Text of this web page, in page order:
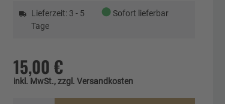
Lieferzeit: 3 - 5
Tage
●Sofort lieferbar
15,00 €
inkl. MwSt., zzgl. Versandkosten